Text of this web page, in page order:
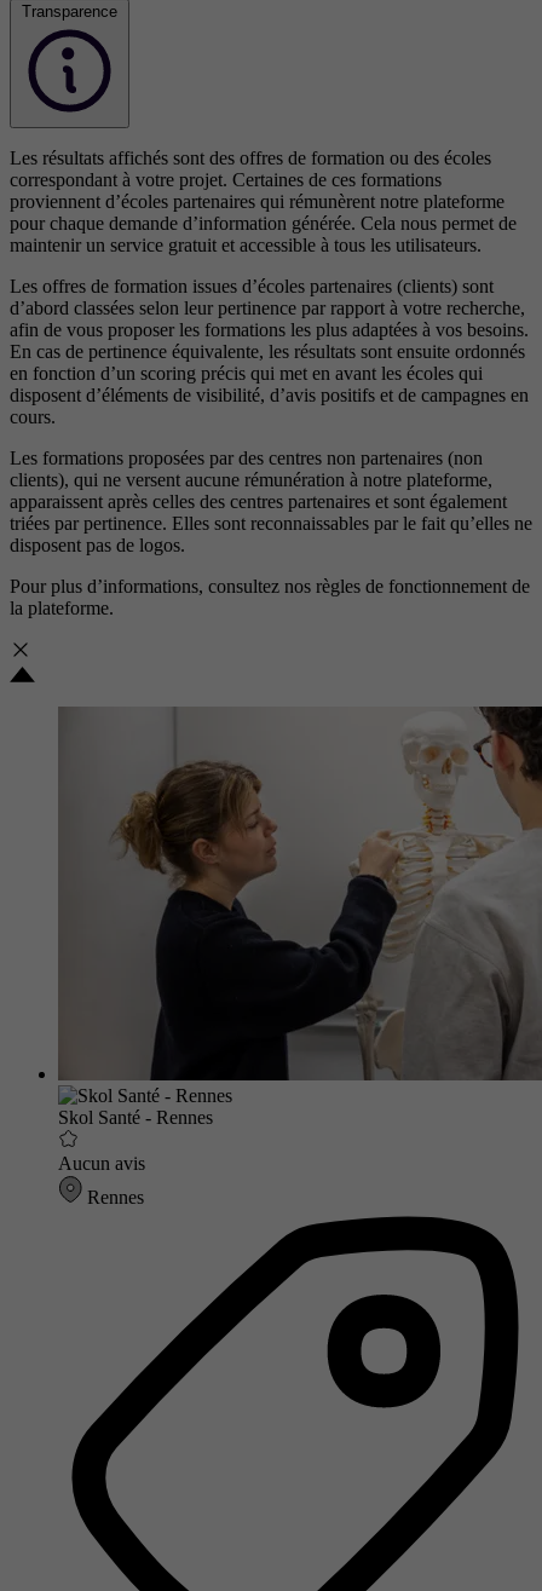
Transparence
Les résultats affichés sont des offres de formation ou des écoles
correspondant à votre projet. Certaines de ces formations
proviennent d’écoles partenaires qui rémunèrent notre plateforme
pour chaque demande d’information générée. Cela nous permet de
maintenir un service gratuit et accessible à tous les utilisateurs.
Les offres de formation issues d’écoles partenaires (clients) sont
d’abord classées selon leur pertinence par rapport à votre recherche,
afin de vous proposer les formations les plus adaptées à vos besoins.
En cas de pertinence équivalente, les résultats sont ensuite ordonnés
en fonction d’un scoring précis qui met en avant les écoles qui
disposent d’éléments de visibilité, d’avis positifs et de campagnes en
cours.
Les formations proposées par des centres non partenaires (non
clients), qui ne versent aucune rémunération à notre plateforme,
apparaissent après celles des centres partenaires et sont également
triées par pertinence. Elles sont reconnaissables par le fait qu’elles ne
disposent pas de logos.
Pour plus d’informations, consultez nos règles de fonctionnement de
la plateforme.
Skol Santé - Rennes
Aucun avis
Rennes